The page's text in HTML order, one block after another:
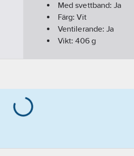
Med svettband:Ja
Färg:Vit
Ventilerande:Ja
Vikt:406g
Hälsa & Säkerhet: